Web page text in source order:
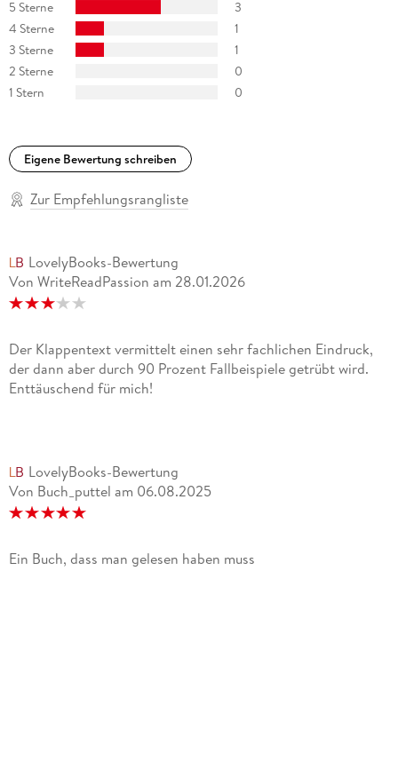
"In seinem neuen Buch gewährt der renommierte Psychiater
Frank Schneider tiefe und erschu tternde Einblicke in das
Seelenleben von Trauma-Patienten." Semiha Ünlü, Rheinische
Post
Menschen, die Bereitschaft, sehr genau zuzuhören, [. . .]
wenn ihn ein Schicksal [. . .] fassungslos und mu de macht."
Sabine Rother, Aachener Zeitung
5 Sterne
3
4 Sterne
1
3 Sterne
1
2 Sterne
0
1 Stern
0
Eigene Bewertung schreiben
Zur Empfehlungsrangliste
LovelyBooks-Bewertung
Von WriteReadPassion am 28.01.2026
Der Klappentext vermittelt einen sehr fachlichen Eindruck,
der dann aber durch 90 Prozent Fallbeispiele getrübt wird.
Enttäuschend für mich!
LovelyBooks-Bewertung
Von Buch_puttel am 06.08.2025
Ein Buch, dass man gelesen haben muss